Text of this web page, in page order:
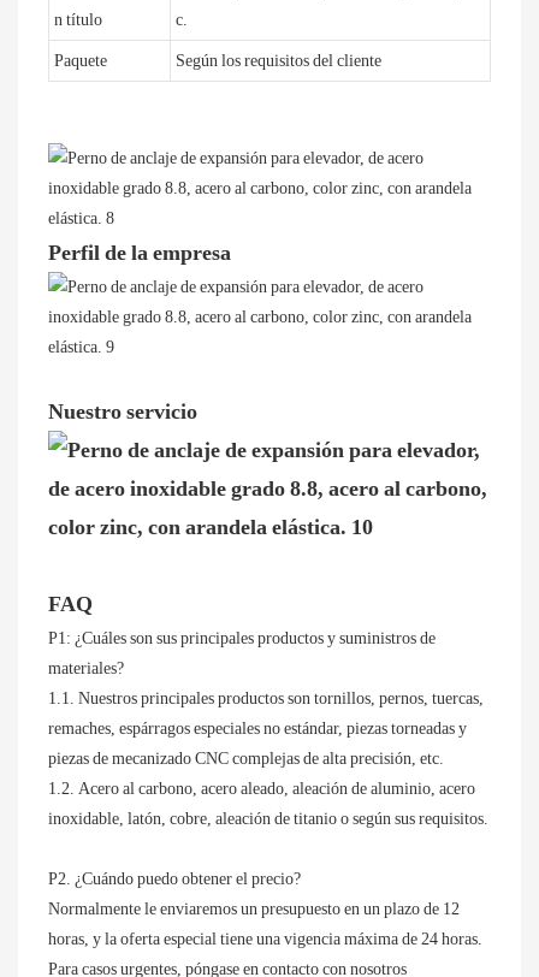
n título
c.
Paquete Según los requisitos del cliente
Perfil de la empresa
Nuestro servicio
FAQ
P1: ¿Cuáles son sus principales productos y suministros de
materiales?
1.1. Nuestros principales productos son tornillos, pernos, tuercas,
remaches, espárragos especiales no estándar, piezas torneadas y
piezas de mecanizado CNC complejas de alta precisión, etc.
1.2. Acero al carbono, acero aleado, aleación de aluminio, acero
inoxidable, latón, cobre, aleación de titanio o según sus requisitos.
P2. ¿Cuándo puedo obtener el precio?
Normalmente le enviaremos un presupuesto en un plazo de 12
horas, y la oferta especial tiene una vigencia máxima de 24 horas.
Para casos urgentes, póngase en contacto con nosotros